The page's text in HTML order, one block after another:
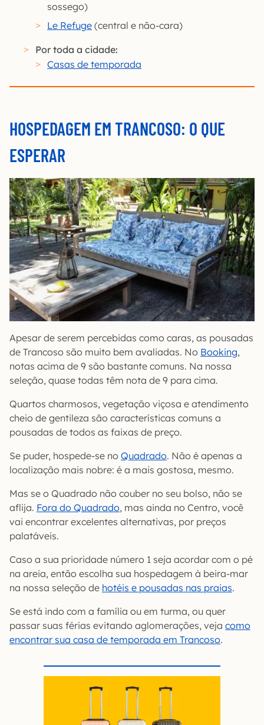
sossego)
Le Refuge (central e não-cara)
Por toda a cidade:
Casas de temporada
HOSPEDAGEM EM TRANCOSO: O QUE
ESPERAR
Apesar de serem percebidas como caras, as pousadas
de Trancoso são muito bem avaliadas. No Booking,
notas acima de 9 são bastante comuns. Na nossa
seleção, quase todas têm nota de 9 para cima.
Quartos charmosos, vegetação viçosa e atendimento
cheio de gentileza são características comuns a
pousadas de todos as faixas de preço.
Se puder, hospede-se no Quadrado. Não é apenas a
localização mais nobre: é a mais gostosa, mesmo.
Mas se o Quadrado não couber no seu bolso, não se
aflija. Fora do Quadrado, mas ainda no Centro, você
vai encontrar excelentes alternativas, por preços
palatáveis.
Caso a sua prioridade número 1 seja acordar com o pé
na areia, então escolha sua hospedagem à beira-mar
na nossa seleção de hotéis e pousadas nas praias.
Se está indo com a família ou em turma, ou quer
passar suas férias evitando aglomerações, veja como
encontrar sua casa de temporada em Trancoso.